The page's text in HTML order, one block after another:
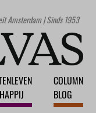
Amsterdam | Sinds 1953
COLUMN
BLOG